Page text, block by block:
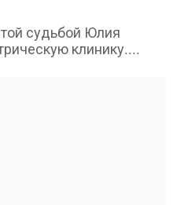
судьбой Юлия
клинику....